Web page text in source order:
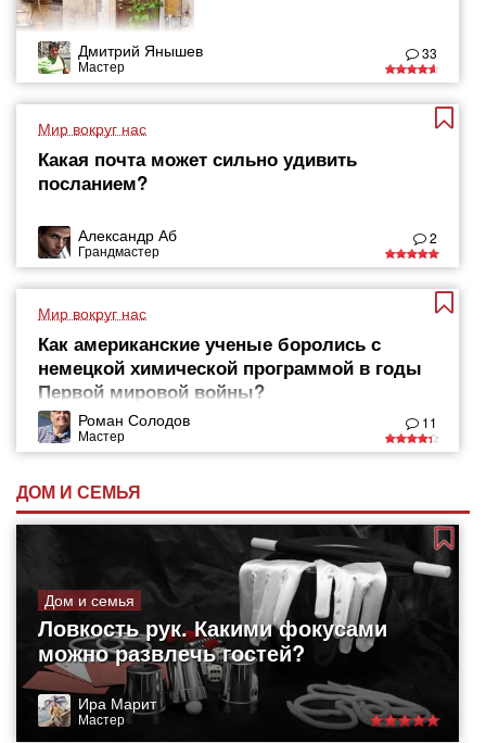
Дмитрий Янышев
Мастер
33
Мир вокруг нас
Какая почта может сильно удивить
посланием?
Александр Аб
Грандмастер
2
Мир вокруг нас
Как американские ученые боролись с
немецкой химической программой в годы
Первой мировой войны?
Роман Солодов
Мастер
11
ДОМ И СЕМЬЯ
Дом и семья
Ловкость рук. Какими фокусами
можно развлечь гостей?
Ира Марит
Мастер